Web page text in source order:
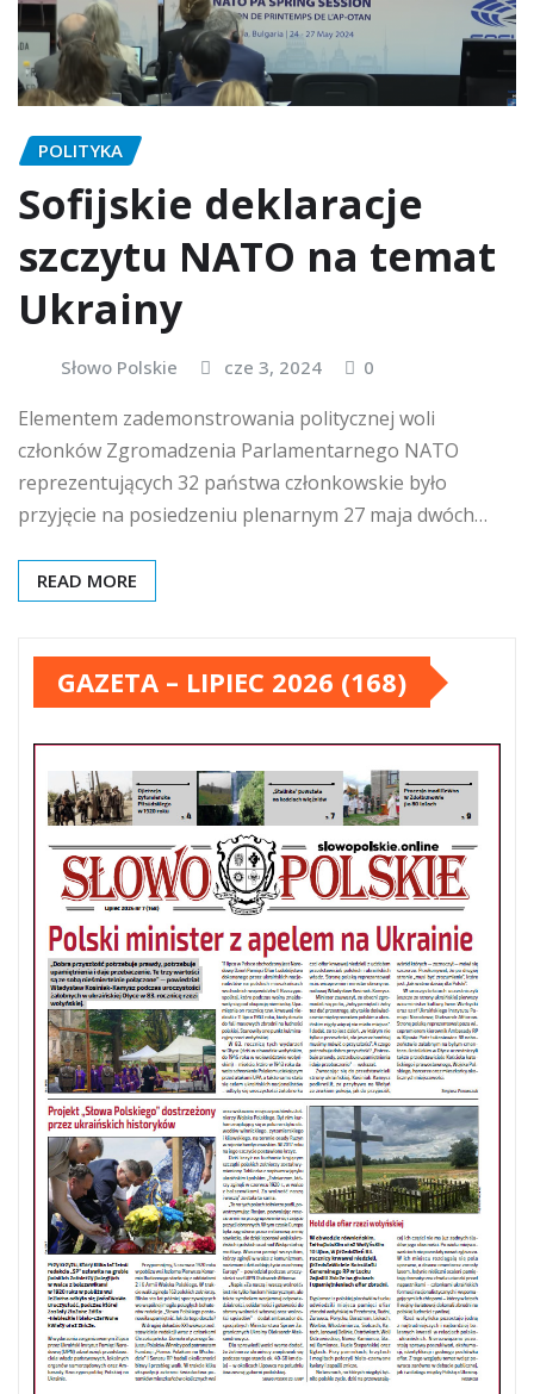
POLITYKA
Sofijskie deklaracje
szczytu NATO na temat
Ukrainy
Słowo Polskie cze 3, 2024 0
Elementem zademonstrowania politycznej woli
członków Zgromadzenia Parlamentarnego NATO
reprezentujących 32 państwa członkowskie było
przyjęcie na posiedzeniu plenarnym 27 maja dwóch…
READ MORE
GAZETA – LIPIEC 2026 (168)